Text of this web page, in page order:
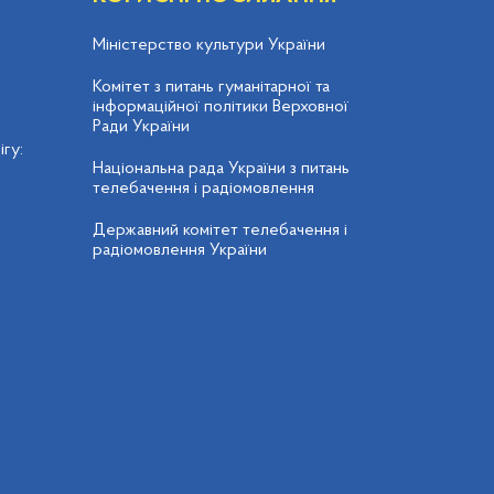
Міністерство культури України
Комітет з питань гуманітарної та
інформаційної політики Верховної
Ради України
Національна рада України з питань
телебачення і радіомовлення
Державний комітет телебачення і
радіомовлення України